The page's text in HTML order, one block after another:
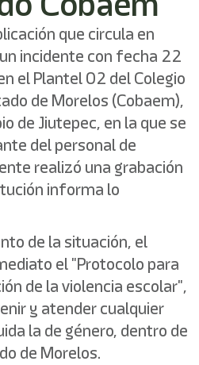
que circula en
incidente con fecha 22
el Plantel 02 del Colegio
de Morelos (Cobaem),
de Jiutepec, en la que se
del personal de
realizó una grabación
informa lo
de la situación, el
el "Protocolo para
de la violencia escolar",
y atender cualquier
la de género, dentro de
de Morelos.